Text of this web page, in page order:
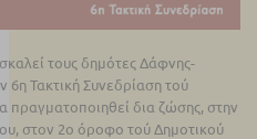
τους δημότες Δάφνης-
Τακτική Συνεδρίαση τού
πραγματοποιηθεί δια ζώσης, στην
στον 2ο όροφο τού Δημοτικού